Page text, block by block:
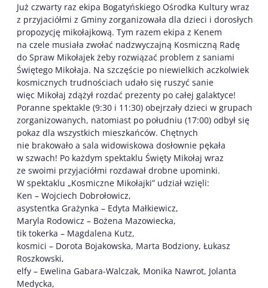
Już czwarty raz ekipa Bogatyńskiego Ośrodka Kultury wraz
z przyjaciółmi z Gminy zorganizowała dla dzieci i dorosłych
propozycję mikołajkową. Tym razem ekipa z Kenem
na czele musiała zwołać nadzwyczajną Kosmiczną Radę
do Spraw Mikołajek żeby rozwiązać problem z saniami
Świętego Mikołaja. Na szczęście po niewielkich aczkolwiek
kosmicznych trudnościach udało się ruszyć sanie
więc Mikołaj zdążył rozdać prezenty po całej galaktyce!
Poranne spektakle (9:30 i 11:30) obejrzały dzieci w grupach
zorganizowanych, natomiast po południu (17:00) odbył się
pokaz dla wszystkich mieszkańców. Chętnych
nie brakowało a sala widowiskowa dosłownie pękała
w szwach! Po każdym spektaklu Święty Mikołaj wraz
ze swoimi przyjaciółmi rozdawał drobne upominki.
W spektaklu „Kosmiczne Mikołajki” udział wzięli:
Ken – Wojciech Dobrołowicz,
asystentka Grażynka – Edyta Małkiewicz,
Maryla Rodowicz – Bożena Mazowiecka,
tik tokerka – Magdalena Kutz,
kosmici – Dorota Bojakowska, Marta Bodziony, Łukasz
Roszkowski,
elfy – Ewelina Gabara-Walczak, Monika Nawrot, Jolanta
Medycka,